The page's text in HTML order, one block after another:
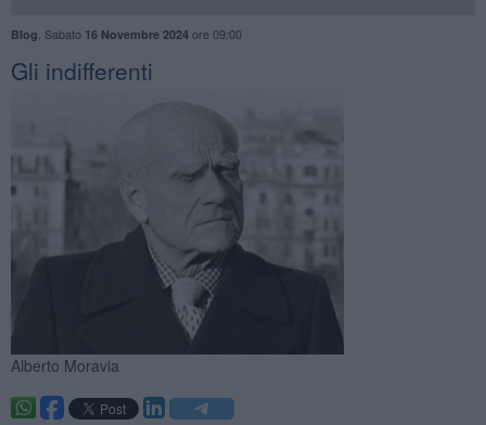
Blog Sabato 16 Novembre 2024ore 09:00
​Gli indifferenti
Alberto Moravia